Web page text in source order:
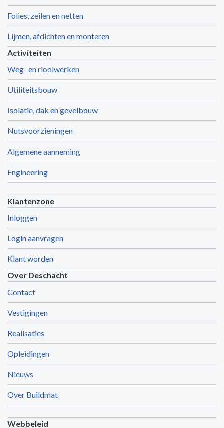
Folies, zeilen en netten
Lijmen, afdichten en monteren
Activiteiten
Weg- en rioolwerken
Utiliteitsbouw
Isolatie, dak en gevelbouw
Nutsvoorzieningen
Algemene aanneming
Engineering
Klantenzone
Inloggen
Login aanvragen
Klant worden
Over Deschacht
Contact
Vestigingen
Realisaties
Opleidingen
Nieuws
Over Buildmat
Webbeleid